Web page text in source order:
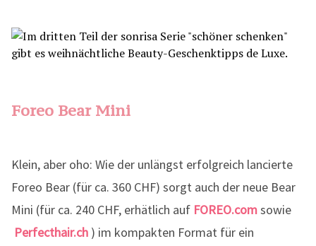
Foreo Bear Mini
Klein, aber oho: Wie der unlängst erfolgreich lancierte
Foreo Bear (für ca. 360 CHF) sorgt auch der neue Bear
Mini (für ca. 240 CHF, erhätlich auf FOREO.comsowie
Perfecthair.ch ) im kompakten Format für ein